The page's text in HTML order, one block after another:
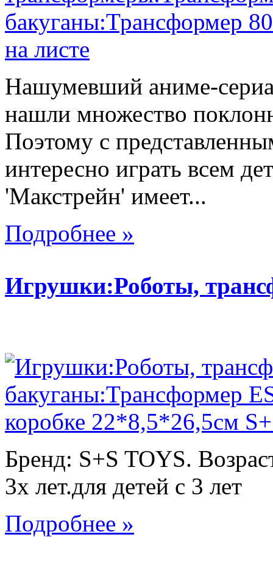
Нашумевший аниме-
нашли множество
Поэтому с
интересно играть всем
'Макстрейн' имеет...
Подробнее »
Игрушки:Роботы,
Бренд: S+S TOYS.
3х лет.для детей с 3 лет
Подробнее »